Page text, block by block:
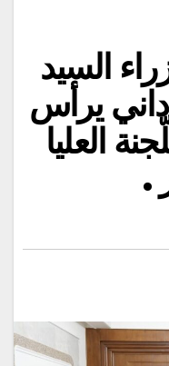
السيد
يرأس
العليا
.